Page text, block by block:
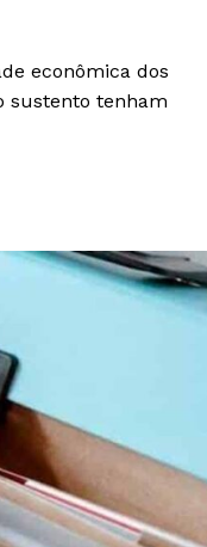
econômica dos
sustento tenham